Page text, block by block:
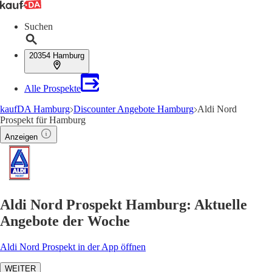
Suchen
20354 Hamburg
Alle Prospekte
kaufDA Hamburg Discounter Angebote Hamburg Aldi Nord
Prospekt für Hamburg
Anzeigen
Aldi Nord Prospekt Hamburg: Aktuelle
Angebote der Woche
Aldi Nord Prospekt in der App öffnen
WEITER